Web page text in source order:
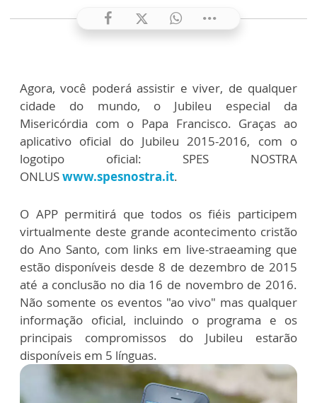
Agora, você poderá assistir e viver, de qualquer
cidade do mundo, o Jubileu especial da
Misericórdia com o Papa Francisco. Graças ao
aplicativo oficial do Jubileu 2015-2016, com o
logotipo oficial: SPES NOSTRA
ONLUSwww.spesnostra.it.
O APP permitirá que todos os fiéis participem
virtualmente deste grande acontecimento cristão
do Ano Santo, com links em live-straeaming que
estão disponíveis desde 8 de dezembro de 2015
até a conclusão no dia 16 de novembro de 2016.
Não somente os eventos "ao vivo" mas qualquer
informação oficial, incluindo o programa e os
principais compromissos do Jubileu estarão
disponíveis em 5 línguas.